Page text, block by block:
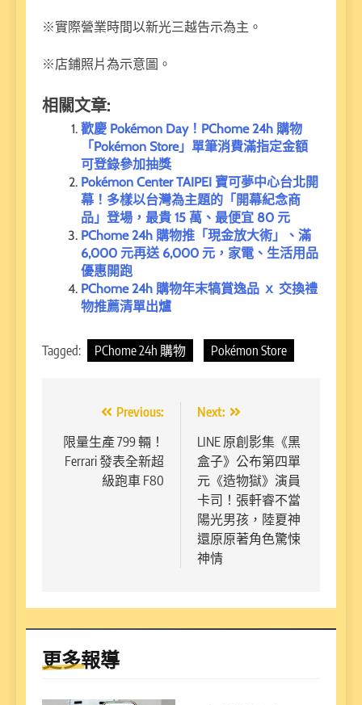
※實際營業時間以新光三越告示為主。
※店鋪照片為示意圖。
相關文章:
歡慶 Pokémon Day！PChome 24h 購物
「Pokémon Store」單筆消費滿指定金額
可登錄參加抽獎
Pokémon Center TAIPEI 寶可夢中心台北開
幕！多樣以台灣為主題的「開幕紀念商
品」登場，最貴 15 萬、最便宜 80 元
PChome 24h 購物推「現金放大術」、滿
6,000 元再送 6,000 元，家電、生活用品
優惠開跑
PChome 24h 購物年末犒賞逸品 ｘ 交換禮
物推薦清單出爐
Tagged: PChome 24h 購物 Pokémon Store
章
導
Previous:
限量生產 799 輛！
Ferrari 發表全新超
級跑車 F80
Next:
LINE 原創影集《黑
盒子》公布第四單
元《造物獄》演員
卡司！張軒睿不當
陽光男孩，陸夏神
還原原著角色驚悚
神情
更多報導